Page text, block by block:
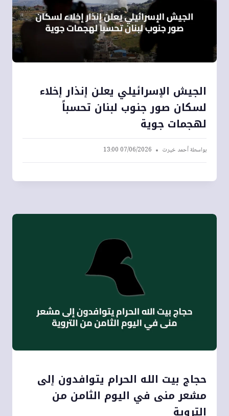
الجيش الإسرائيلي يعلن إنذار إخلاء
لسكان صور جنوب لبنان تحسباً
لهجمات جوية
بواسطةأحمد خيرت 07/06/2026 13:00
حجاج بيت الله الحرام يتوافدون إلى
مشعر منى في اليوم الثامن من
التروية